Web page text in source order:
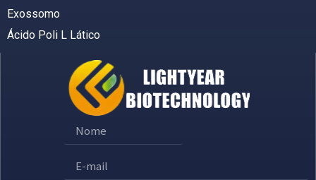
Exossomo
Ácido Poli L Lático